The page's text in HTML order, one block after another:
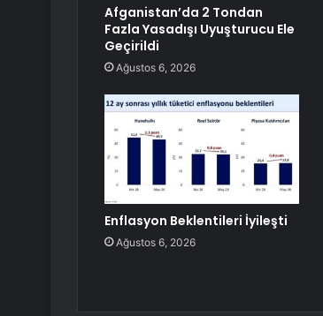
Afganistan’da 2 Tondan
Fazla Yasadışı Uyuşturucu Ele
Geçirildi
Ağustos 6, 2026
Enflasyon Beklentileri İyileşti
Ağustos 6, 2026